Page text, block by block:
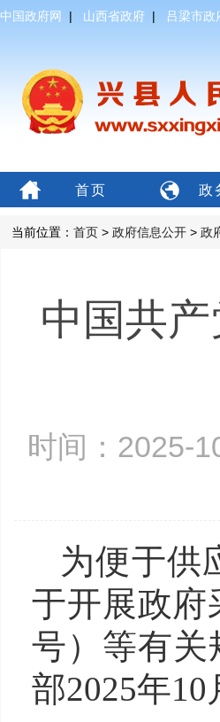
中国政府网 | 山西省政府 | 吕梁市政
首页 政
当前位置： 首页 > 政府信息公开 > 政
中国共
时间：
为便于供
于开展政府
号）等有关
部2025年